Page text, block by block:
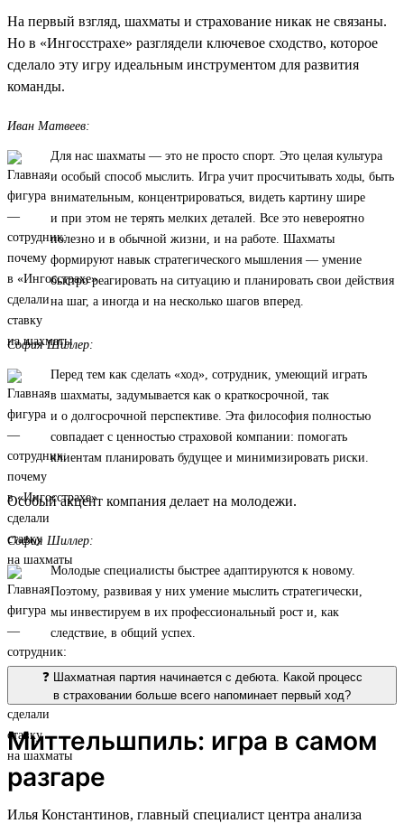
На первый взгляд, шахматы и страхование никак не связаны.
Но в «Ингосстрахе» разглядели ключевое сходство, которое
сделало эту игру идеальным инструментом для развития
команды.
Иван Матвеев:
Для нас шахматы — это не просто спорт. Это целая культура
и особый способ мыслить. Игра учит просчитывать ходы, быть
внимательным, концентрироваться, видеть картину шире
и при этом не терять мелких деталей. Все это невероятно
полезно и в обычной жизни, и на работе. Шахматы
формируют навык стратегического мышления — умение
быстро реагировать на ситуацию и планировать свои действия
на шаг, а иногда и на несколько шагов вперед.
София Шиллер:
Перед тем как сделать «ход», сотрудник, умеющий играть
в шахматы, задумывается как о краткосрочной, так
и о долгосрочной перспективе. Эта философия полностью
совпадает с ценностью страховой компании: помогать
клиентам планировать будущее и минимизировать риски.
Особый акцент компания делает на молодежи.
София Шиллер:
Молодые специалисты быстрее адаптируются к новому.
Поэтому, развивая у них умение мыслить стратегически,
мы инвестируем в их профессиональный рост и, как
следствие, в общий успех.
❓ Шахматная партия начинается с дебюта. Какой процесс
в страховании больше всего напоминает первый ход?
Миттельшпиль: игра в самом
разгаре
Илья Константинов, главный специалист центра анализа